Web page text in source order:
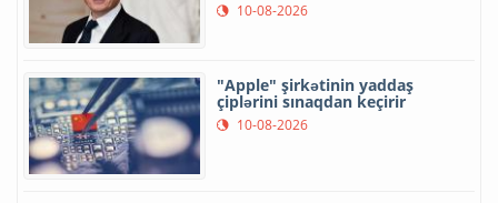
10-08-2026
"Apple" şirkətinin yaddaş
çiplərini sınaqdan keçirir
10-08-2026